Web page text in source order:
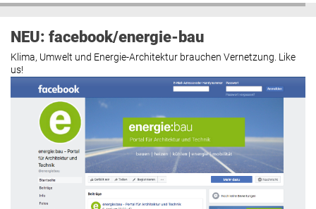
NEU: facebook/energie-bau
Klima, Umwelt und Energie-Architektur brauchen Vernetzung. Like
us!